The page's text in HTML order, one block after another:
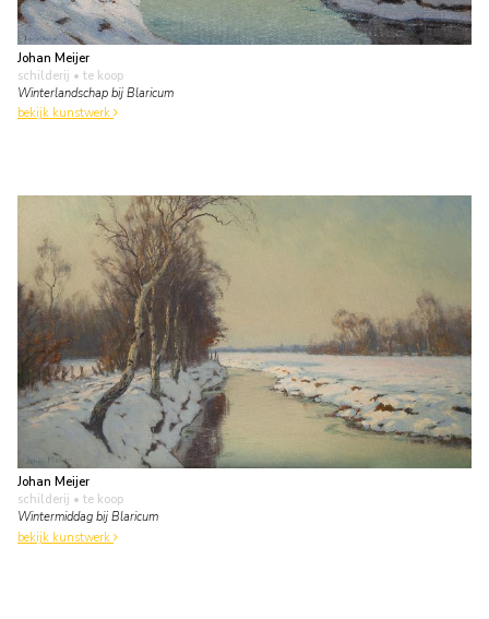
Johan Meijer
schilderij • te koop
Winterlandschap bij Blaricum
bekijk kunstwerk
Johan Meijer
schilderij • te koop
Wintermiddag bij Blaricum
bekijk kunstwerk